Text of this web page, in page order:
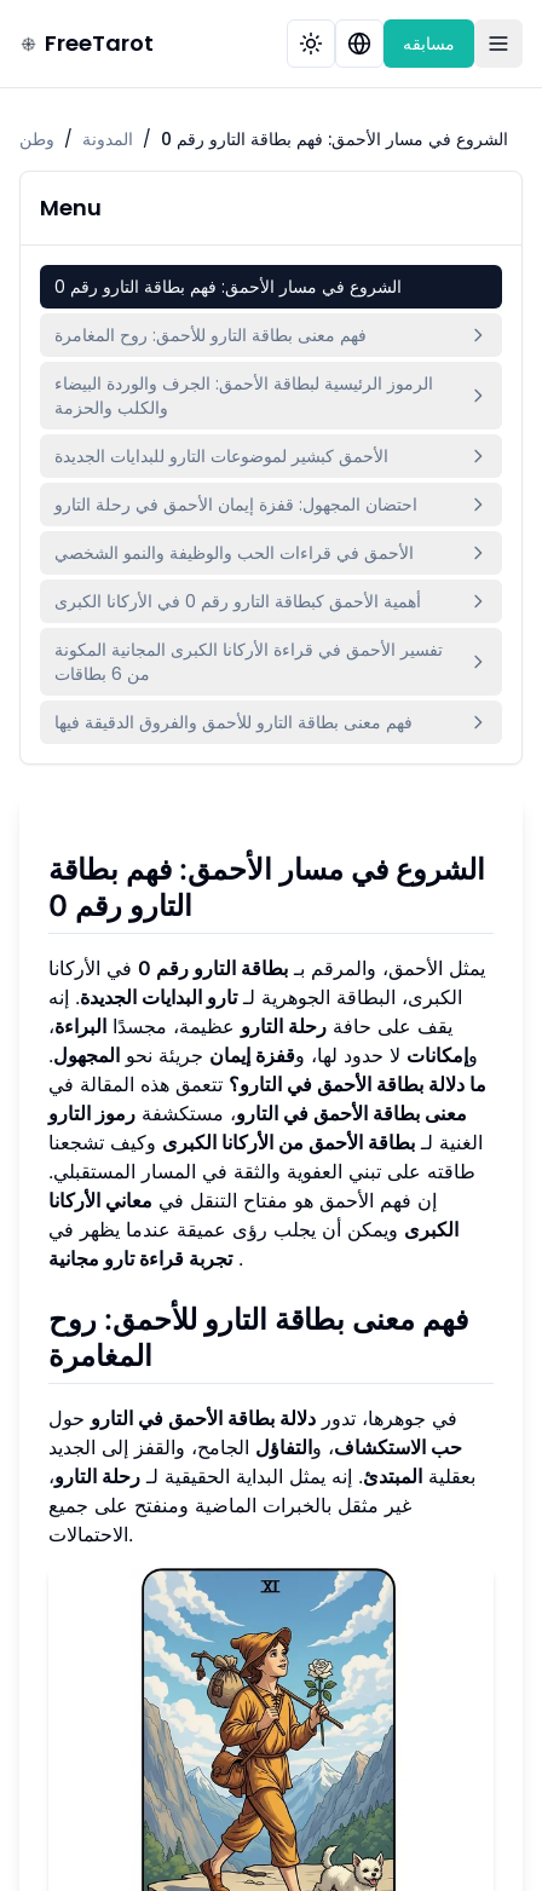
FreeTarot مسابقه
وطن / المدونة / الشروع في مسار الأحمق: فهم بطاقة التارو رقم 0
Menu
الشروع في مسار الأحمق: فهم بطاقة التارو رقم 0
فهم معنى بطاقة التارو للأحمق: روح المغامرة
الرموز الرئيسية لبطاقة الأحمق: الجرف والوردة البيضاء
والكلب والحزمة
الأحمق كبشير لموضوعات التارو للبدايات الجديدة
احتضان المجهول: قفزة إيمان الأحمق في رحلة التارو
الأحمق في قراءات الحب والوظيفة والنمو الشخصي
أهمية الأحمق كبطاقة التارو رقم 0 في الأركانا الكبرى
تفسير الأحمق في قراءة الأركانا الكبرى المجانية المكونة
من 6 بطاقات
فهم معنى بطاقة التارو للأحمق والفروق الدقيقة فيها
الشروع في مسار الأحمق: فهم بطاقة
التارو رقم 0
يمثل الأحمق، والمرقم بـ بطاقة التارو رقم 0
في الأركانا
الكبرى، البطاقة الجوهرية لـتارو البدايات الجديدة. إنه
يقف على حافة رحلة التارو عظيمة، مجسدًا البراءة،
وإمكانات لا حدود لها، وقفزة إيمان جريئة نحو المجهول.
ما دلالة بطاقة الأحمق في التارو؟ تتعمق هذه المقالة في
معنى بطاقة الأحمق في التارو، مستكشفة رموز التارو
الغنية لـ بطاقة الأحمق من الأركانا الكبرى وكيف تشجعنا
طاقته على تبني العفوية والثقة في المسار المستقبلي.
إن فهم الأحمق هو مفتاح التنقل في معاني الأركانا
الكبرى ويمكن أن يجلب رؤى عميقة عندما يظهر في
تجربة قراءة تارو مجانية.
فهم معنى بطاقة التارو للأحمق: روح
المغامرة
في جوهرها، تدور دلالة بطاقة الأحمق في التارو حول
حب الاستكشاف، والتفاؤل الجامح، والقفز إلى الجديد
بعقلية المبتدئ. إنه يمثل البداية الحقيقية لـ رحلة التارو،
غير مثقل بالخبرات الماضية ومنفتح على جميع
الاحتمالات.